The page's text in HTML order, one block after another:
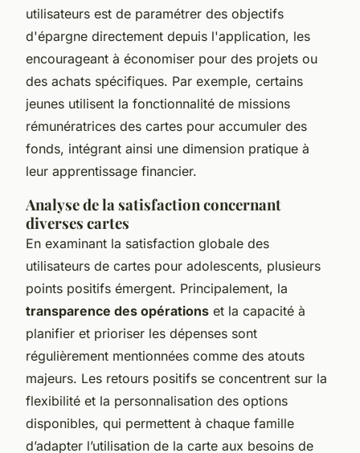
utilisateurs est de paramétrer des objectifs
d'épargne directement depuis l'application, les
encourageant à économiser pour des projets ou
des achats spécifiques. Par exemple, certains
jeunes utilisent la fonctionnalité de missions
rémunératrices des cartes pour accumuler des
fonds, intégrant ainsi une dimension pratique à
leur apprentissage financier.
Analyse de la satisfaction concernant
diverses cartes
En examinant la satisfaction globale des
utilisateurs de cartes pour adolescents, plusieurs
points positifs émergent. Principalement, la
transparence des opérations et la capacité à
planifier et prioriser les dépenses sont
régulièrement mentionnées comme des atouts
majeurs. Les retours positifs se concentrent sur la
flexibilité et la personnalisation des options
disponibles, qui permettent à chaque famille
d’adapter l’utilisation de la carte aux besoins de